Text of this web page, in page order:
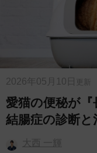
2026年05月10日 更新
愛猫の便秘が
結腸症の診断
大西 一輝